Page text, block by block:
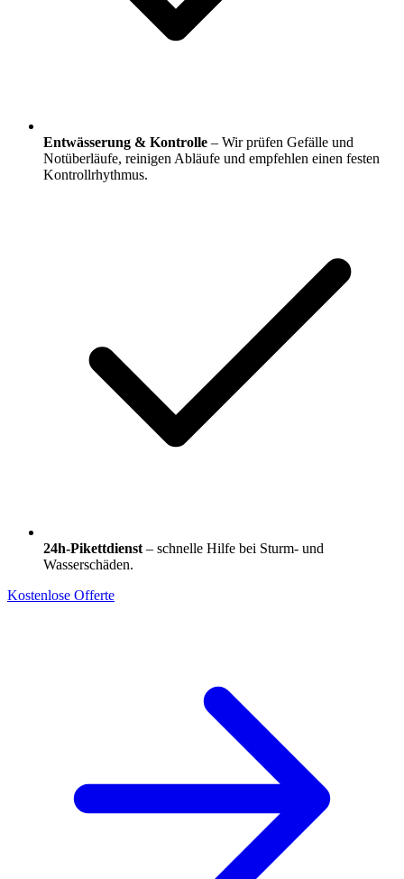
Entwässerung & Kontrolle – Wir prüfen Gefälle und
Notüberläufe, reinigen Abläufe und empfehlen einen festen
Kontrollrhythmus.
24h-Pikettdienst – schnelle Hilfe bei Sturm- und
Wasserschäden.
Kostenlose Offerte